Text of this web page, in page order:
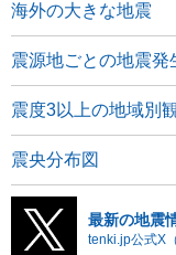
海外の大きな地震
震源地ごとの地震発
震度3以上の地域別
震央分布図
最新の地震
tenki.jp公式X